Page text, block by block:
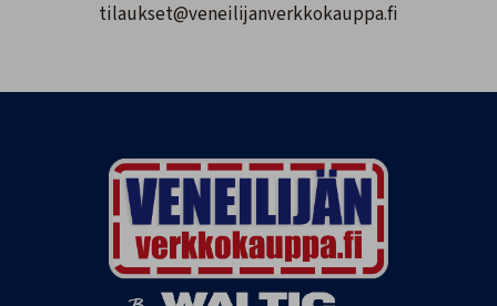
tilaukset@veneilijanverkkokauppa.fi